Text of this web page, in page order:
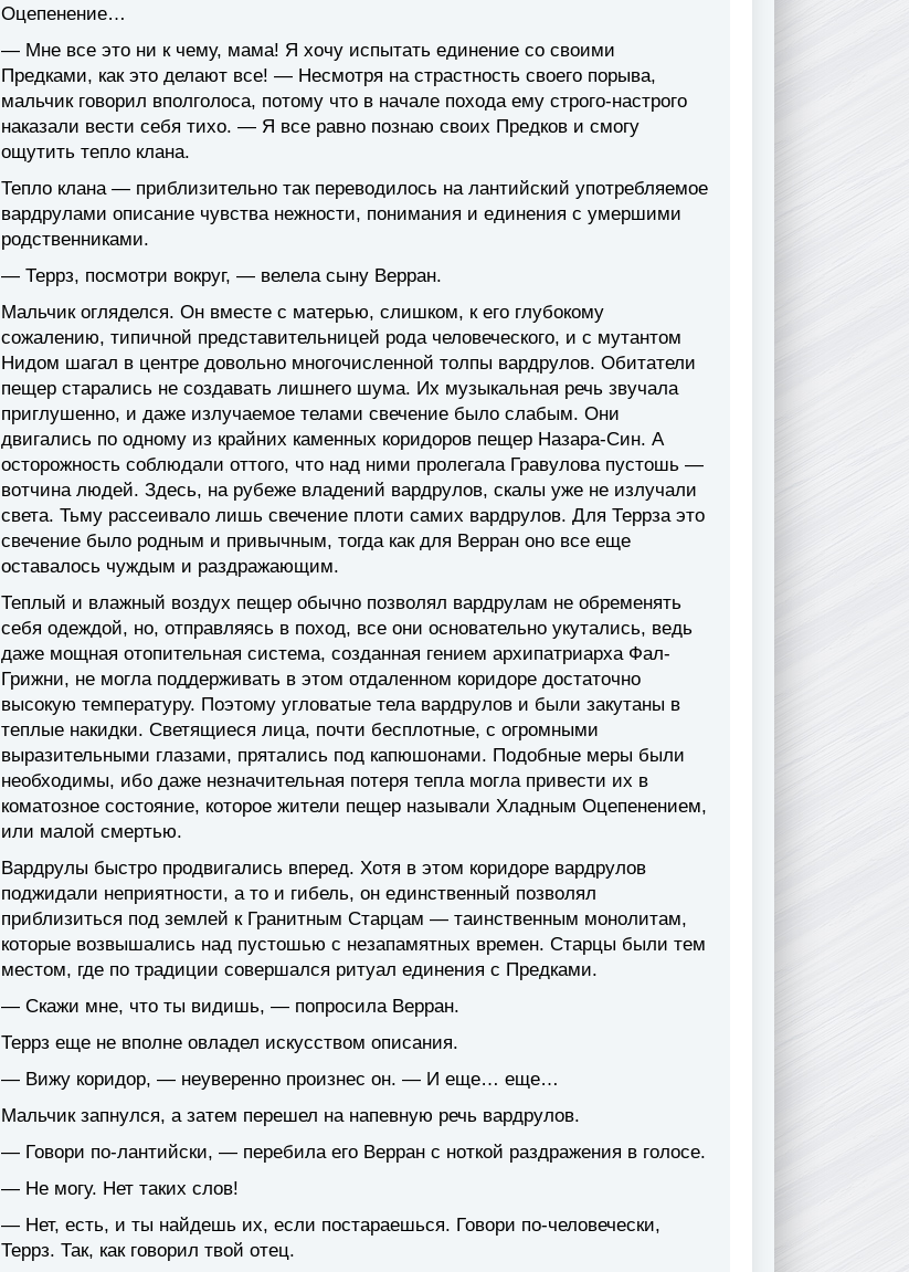
Оцепенение…
— Мне все это ни к чему, мама! Я хочу испытать единение со своими
Предками, как это делают все! — Несмотря на страстность своего порыва,
мальчик говорил вполголоса, потому что в начале похода ему строго-настрого
наказали вести себя тихо. — Я все равно познаю своих Предков и смогу
ощутить тепло клана.
Тепло клана — приблизительно так переводилось на лантийский употребляемое
вардрулами описание чувства нежности, понимания и единения с умершими
родственниками.
— Террз, посмотри вокруг, — велела сыну Верран.
Мальчик огляделся. Он вместе с матерью, слишком, к его глубокому
сожалению, типичной представительницей рода человеческого, и с мутантом
Нидом шагал в центре довольно многочисленной толпы вардрулов. Обитатели
пещер старались не создавать лишнего шума. Их музыкальная речь звучала
приглушенно, и даже излучаемое телами свечение было слабым. Они
двигались по одному из крайних каменных коридоров пещер Назара-Син. А
осторожность соблюдали оттого, что над ними пролегала Гравулова пустошь —
вотчина людей. Здесь, на рубеже владений вардрулов, скалы уже не излучали
света. Тьму рассеивало лишь свечение плоти самих вардрулов. Для Террза это
свечение было родным и привычным, тогда как для Верран оно все еще
оставалось чуждым и раздражающим.
Теплый и влажный воздух пещер обычно позволял вардрулам не обременять
себя одеждой, но, отправляясь в поход, все они основательно укутались, ведь
даже мощная отопительная система, созданная гением архипатриарха Фал-
Грижни, не могла поддерживать в этом отдаленном коридоре достаточно
высокую температуру. Поэтому угловатые тела вардрулов и были закутаны в
теплые накидки. Светящиеся лица, почти бесплотные, с огромными
выразительными глазами, прятались под капюшонами. Подобные меры были
необходимы, ибо даже незначительная потеря тепла могла привести их в
коматозное состояние, которое жители пещер называли Хладным Оцепенением,
или малой смертью.
Вардрулы быстро продвигались вперед. Хотя в этом коридоре вардрулов
поджидали неприятности, а то и гибель, он единственный позволял
приблизиться под землей к Гранитным Старцам — таинственным монолитам,
которые возвышались над пустошью с незапамятных времен. Старцы были тем
местом, где по традиции совершался ритуал единения с Предками.
— Скажи мне, что ты видишь, — попросила Верран.
Террз еще не вполне овладел искусством описания.
— Вижу коридор, — неуверенно произнес он. — И еще… еще…
Мальчик запнулся, а затем перешел на напевную речь вардрулов.
— Говори по-лантийски, — перебила его Верран с ноткой раздражения в голосе.
— Не могу. Нет таких слов!
— Нет, есть, и ты найдешь их, если постараешься. Говори по-человечески,
Террз. Так, как говорил твой отец.